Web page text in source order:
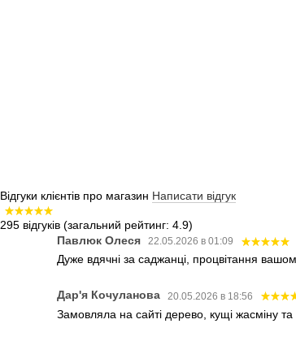
Відгуки клієнтів про магазин Написати відгук
295 відгуків (загальний рейтинг: 4.9)
Павлюк Олеся
22.05.2026 в 01:09
Дуже вдячні за саджанці, процвітання
Дар'я Кочуланова 20.05.2026 в 18:56
Замовляла на сайті дерево, кущі жасміну